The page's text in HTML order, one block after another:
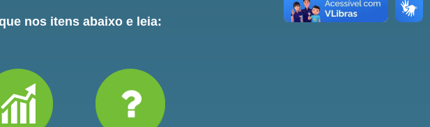
nos itens abaixo e leia: